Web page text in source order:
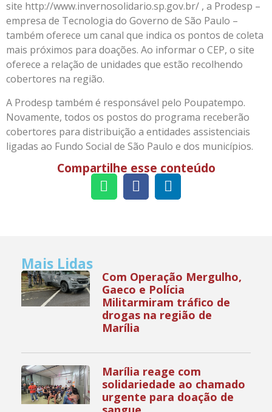
site http://www.invernosolidario.sp.gov.br/ , a Prodesp –
empresa de Tecnologia do Governo de São Paulo –
também oferece um canal que indica os pontos de coleta
mais próximos para doações. Ao informar o CEP, o site
oferece a relação de unidades que estão recolhendo
cobertores na região.
A Prodesp também é responsável pelo Poupatempo.
Novamente, todos os postos do programa receberão
cobertores para distribuição a entidades assistenciais
ligadas ao Fundo Social de São Paulo e dos municípios.
Compartilhe esse conteúdo
Mais Lidas
Com Operação Mergulho,
Gaeco e Polícia
Militarmiram tráfico de
drogas na região de
Marília
Marília reage com
solidariedade ao chamado
urgente para doação de